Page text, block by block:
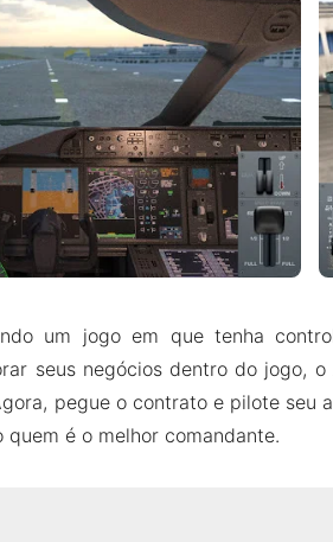
um jogo em que tenha
seus negócios dentro do jogo,
pegue o contrato e pilote seu
é o melhor comandante.